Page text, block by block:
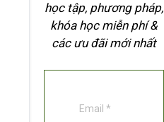
học tập, phương pháp,
khóa học miễn phí &
các ưu đãi mới nhất